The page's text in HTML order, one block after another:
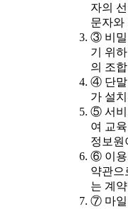
자의
문자와
③ 비밀
기 위
의 조합
④ 단말
가 설
⑤ 서비
여 교
정보원
⑥ 이용
약관으
는 계
⑦ 마일